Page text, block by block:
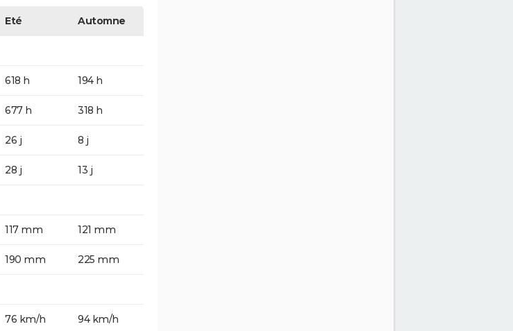
Eté Automne
618 h 194 h
677 h 318 h
26 j 8 j
28 j 13 j
117 mm 121 mm
190 mm 225 mm
76 km/h 94 km/h